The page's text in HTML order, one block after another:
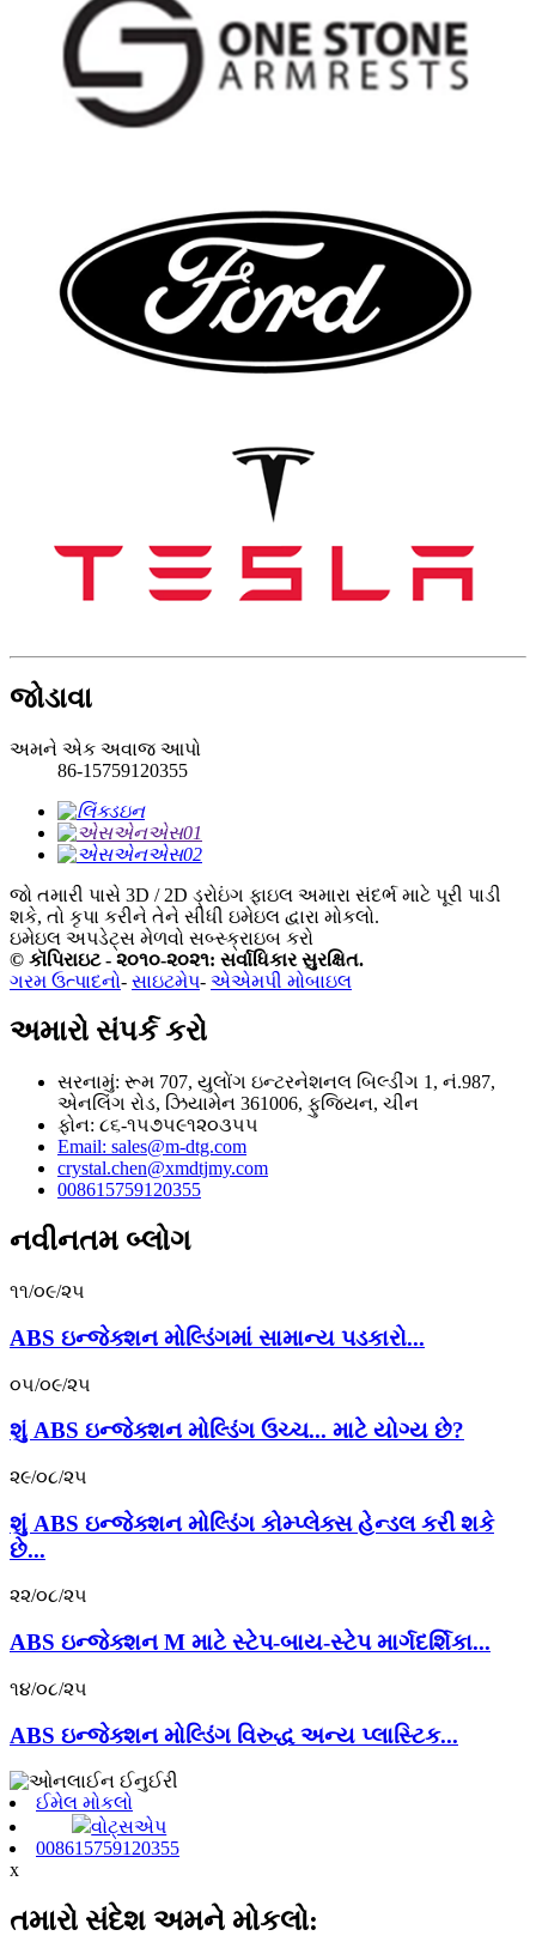
જોડાવા
અમને એક અવાજ આપો
86-15759120355
જો તમારી પાસે 3D / 2D ડ્રોઇંગ ફાઇલ અમારા સંદર્ભ માટે પૂરી પાડી
શકે, તો કૃપા કરીને તેને સીધી ઇમેઇલ દ્વારા મોકલો.
ઇમેઇલ અપડેટ્સ મેળવો સબ્સ્ક્રાઇબ કરો
© કૉપિરાઇટ - ૨૦૧૦-૨૦૨૧: સર્વાધિકાર સુરક્ષિત.
ગરમ ઉત્પાદનો- સાઇટમેપ- એએમપી મોબાઇલ
અમારો સંપર્ક કરો
સરનામું: રૂમ 707, યુલોંગ ઇન્ટરનેશનલ બિલ્ડીંગ 1, નં.987,
એનલિંગ રોડ, ઝિયામેન 361006, ફુજિયન, ચીન
ફોન: ૮૬-૧૫૭૫૯૧૨૦૩૫૫
Email: sales@m-dtg.com
crystal.chen@xmdtjmy.com
008615759120355
નવીનતમ બ્લોગ
૧૧/૦૯/૨૫
ABS ઇન્જેક્શન મોલ્ડિંગમાં સામાન્ય પડકારો...
૦૫/૦૯/૨૫
શું ABS ઇન્જેક્શન મોલ્ડિંગ ઉચ્ચ... માટે યોગ્ય છે?
૨૯/૦૮/૨૫
શું ABS ઇન્જેક્શન મોલ્ડિંગ કોમ્પ્લેક્સ હેન્ડલ કરી શકે
છે...
૨૨/૦૮/૨૫
ABS ઇન્જેક્શન M માટે સ્ટેપ-બાય-સ્ટેપ માર્ગદર્શિકા...
૧૪/૦૮/૨૫
ABS ઇન્જેક્શન મોલ્ડિંગ વિરુદ્ધ અન્ય પ્લાસ્ટિક...
ઈમેલ મોકલો
વોટ્સએપ
008615759120355
x
તમારો સંદેશ અમને મોકલો: